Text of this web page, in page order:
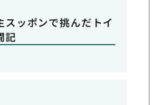
スッポンで挑んだトイ
記